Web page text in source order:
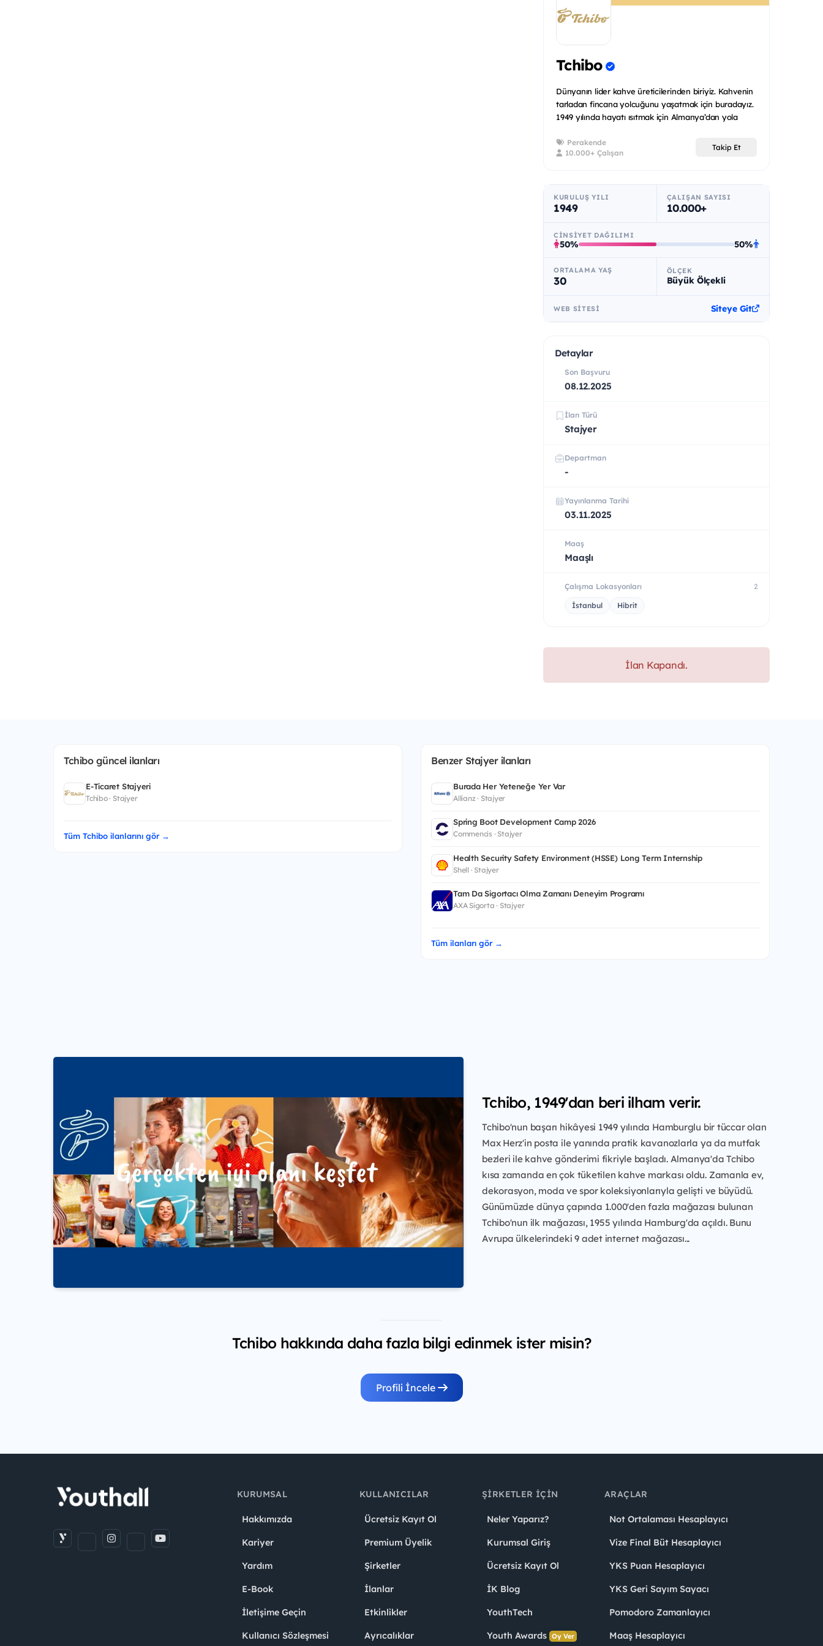
Tchibo
Dünyanın lider kahve üreticilerinden biriyiz. Kahvenin
tarladan fincana yolcuğunu yaşatmak için buradayız.
1949 yılında hayatı ısıtmak için Almanya’dan yola
Perakende
10.000+ Çalışan
Takip Et
KURULUŞ YILI
1949
ÇALIŞAN SAYISI
10.000+
CINSIYET DAĞILIMI
50% 50%
ORTALAMA YAŞ
30
ÖLÇEK
Büyük Ölçekli
WEB SITESI Siteye Git
Detaylar
Son Başvuru
08.12.2025
İlan Türü
Stajyer
Departman
-
Yayınlanma Tarihi
03.11.2025
Maaş
Maaşlı
Çalışma Lokasyonları 2
İstanbul Hibrit
İlan Kapandı.
Tchibo güncel ilanları
E-Ticaret Stajyeri
Tchibo · Stajyer
Tüm Tchibo ilanlarını gör →
Benzer Stajyer ilanları
Burada Her Yeteneğe Yer Var
Allianz · Stajyer
Spring Boot Development Camp 2026
Commencis · Stajyer
Health Security Safety Environment (HSSE) Long Term Internship
Shell · Stajyer
Tam Da Sigortacı Olma Zamanı Deneyim Programı
AXA Sigorta · Stajyer
Tüm ilanları gör →
Tchibo, 1949'dan beri ilham verir.
Tchibo'nun başarı hikâyesi 1949 yılında Hamburglu bir tüccar olan
Max Herz'in posta ile yanında pratik kavanozlarla ya da mutfak
bezleri ile kahve gönderimi fikriyle başladı. Almanya'da Tchibo
kısa zamanda en çok tüketilen kahve markası oldu. Zamanla ev,
dekorasyon, moda ve spor koleksiyonlarıyla gelişti ve büyüdü.
Günümüzde dünya çapında 1.000'den fazla mağazası bulunan
Tchibo'nun ilk mağazası, 1955 yılında Hamburg'da açıldı. Bunu
Avrupa ülkelerindeki 9 adet internet mağazası...
Tchibo hakkında daha fazla bilgi edinmek ister misin?
Profili İncele
KURUMSAL
Hakkımızda
Kariyer
Yardım
E-Book
İletişime Geçin
Kullanıcı Sözleşmesi
KULLANICILAR
Ücretsiz Kayıt Ol
Premium Üyelik
Şirketler
İlanlar
Etkinlikler
Ayrıcalıklar
ŞIRKETLER İÇIN
Neler Yaparız?
Kurumsal Giriş
Ücretsiz Kayıt Ol
İK Blog
YouthTech
Youth Awards Oy Ver
ARAÇLAR
Not Ortalaması Hesaplayıcı
Vize Final Büt Hesaplayıcı
YKS Puan Hesaplayıcı
YKS Geri Sayım Sayacı
Pomodoro Zamanlayıcı
Maaş Hesaplayıcı